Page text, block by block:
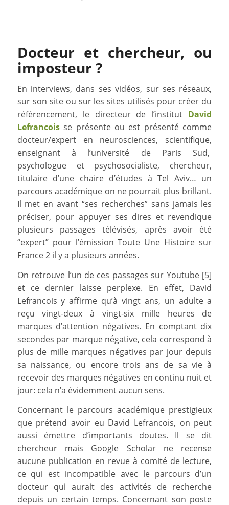
Docteur et chercheur, ou
imposteur ?
En interviews, dans ses vidéos, sur ses réseaux,
sur son site ou sur les sites utilisés pour créer du
référencement, le directeur de l’institut David
Lefrancoisse présente ou est présenté comme
docteur/expert en neurosciences, scientifique,
enseignant à l’université de Paris Sud,
psychologue et psychosocialiste, chercheur,
titulaire d’une chaire d’études à Tel Aviv… un
parcours académique on ne pourrait plus brillant.
Il met en avant “ses recherches” sans jamais les
préciser, pour appuyer ses dires et revendique
plusieurs passages télévisés, après avoir été
“expert” pour l’émission Toute Une Histoire sur
France 2 il y a plusieurs années.
On retrouve l’un de ces passages sur Youtube [5]
et ce dernier laisse perplexe. En effet, David
Lefrancois y affirme qu’à vingt ans, un adulte a
reçu vingt-deux à vingt-six mille heures de
marques d’attention négatives. En comptant dix
secondes par marque négative, cela correspond à
plus de mille marques négatives par jour depuis
sa naissance, ou encore trois ans de sa vie à
recevoir des marques négatives en continu nuit et
jour: cela n’a évidemment aucun sens.
Concernant le parcours académique prestigieux
que prétend avoir eu David Lefrancois, on peut
aussi émettre d’importants doutes. Il se dit
chercheur mais Google Scholar ne recense
aucune publication en revue à comité de lecture,
ce qui est incompatible avec le parcours d’un
docteur qui aurait des activités de recherche
depuis un certain temps. Concernant son poste